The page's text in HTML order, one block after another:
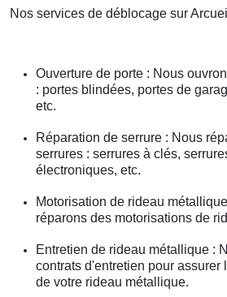
Nos services de déblocage sur Arcueil
Ouverture de porte : Nous
: portes blindées, portes de
etc.
Réparation de serrure : Nous
serrures : serrures à clés,
électroniques, etc.
Motorisation de rideau
réparons des motorisations de
Entretien de rideau métallique :
contrats d'entretien pour assurer
de votre rideau métallique.